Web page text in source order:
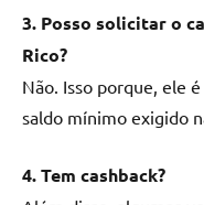
3. Posso solicitar o
Rico?
Não. Isso porque, ele
saldo mínimo exigido
4. Tem cashback?